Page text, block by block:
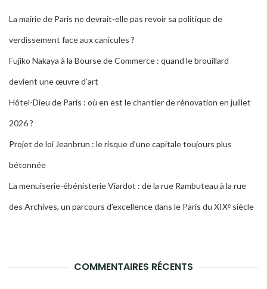
La mairie de Paris ne devrait-elle pas revoir sa politique de
verdissement face aux canicules ?
Fujiko Nakaya à la Bourse de Commerce : quand le brouillard
devient une œuvre d’art
Hôtel-Dieu de Paris : où en est le chantier de rénovation en juillet
2026 ?
Projet de loi Jeanbrun : le risque d’une capitale toujours plus
bétonnée
La menuiserie-ébénisterie Viardot : de la rue Rambuteau à la rue
des Archives, un parcours d’excellence dans le Paris du XIXᵉ siècle
COMMENTAIRES RÉCENTS